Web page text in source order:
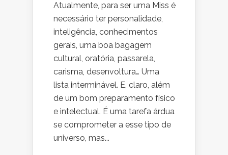
Atualmente, para ser uma Miss é
necessário ter personalidade,
inteligência, conhecimentos
gerais, uma boa bagagem
cultural, oratória, passarela,
carisma, desenvoltura… Uma
lista interminável. E, claro, além
de um bom preparamento físico
e intelectual. É uma tarefa árdua
se comprometer a esse tipo de
universo, mas...